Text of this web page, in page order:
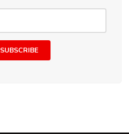
SUBSCRIBE